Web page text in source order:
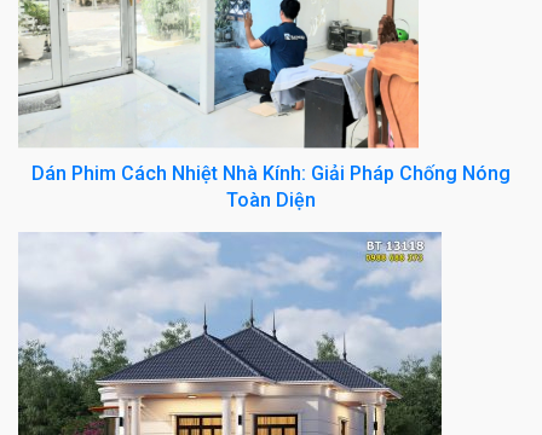
Dán Phim Cách Nhiệt Nhà Kính: Giải Pháp Chống Nóng
Toàn Diện